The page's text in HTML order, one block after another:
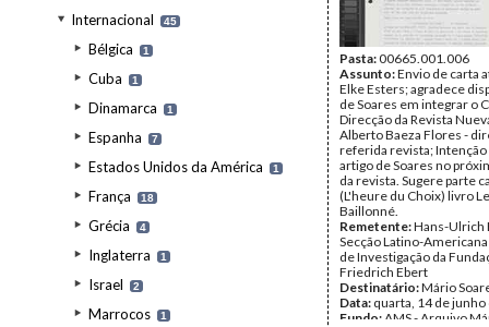
Internacional 45
Bélgica 1
Cuba 1
Dinamarca 1
Espanha 7
Estados Unidos da América 1
França 18
Grécia 4
Inglaterra 1
Israel 2
Marrocos 1
Pasta:00665.001.006
Assunto:Envio de carta
Elke Esters; agradece
de Soares em integrar o
Direcção da Revista
Alberto Baeza Flores -
referida revista;
artigo de Soares no
da revista. Sugere parte
(L'heure du Choix) livro
Baillonné.
Remetente:Hans-Ulrich
Secção Latino-
de Investigação da
Friedrich Ebert
Destinatário:Mário
Data: quarta, 14 de
Fundo: AMS - Arquivo